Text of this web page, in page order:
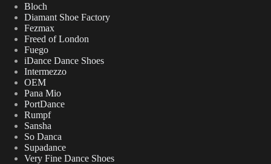
Bloch
Diamant Shoe Factory
Fezmax
Freed of London
Fuego
iDance Dance Shoes
Intermezzo
OEM
Pana Mio
PortDance
Rumpf
Sansha
So Danca
Supadance
Very Fine Dance Shoes